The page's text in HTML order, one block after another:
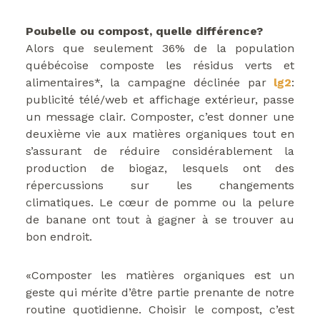
Poubelle ou compost, quelle différence?
Alors que seulement 36% de la population
québécoise composte les résidus verts et
alimentaires*, la campagne déclinée par lg2:
publicité télé/web et affichage extérieur, passe
un message clair. Composter, c’est donner une
deuxième vie aux matières organiques tout en
s’assurant de réduire considérablement la
production de biogaz, lesquels ont des
répercussions sur les changements
climatiques. Le cœur de pomme ou la pelure
de banane ont tout à gagner à se trouver au
bon endroit.
«Composter les matières organiques est un
geste qui mérite d’être partie prenante de notre
routine quotidienne. Choisir le compost, c’est